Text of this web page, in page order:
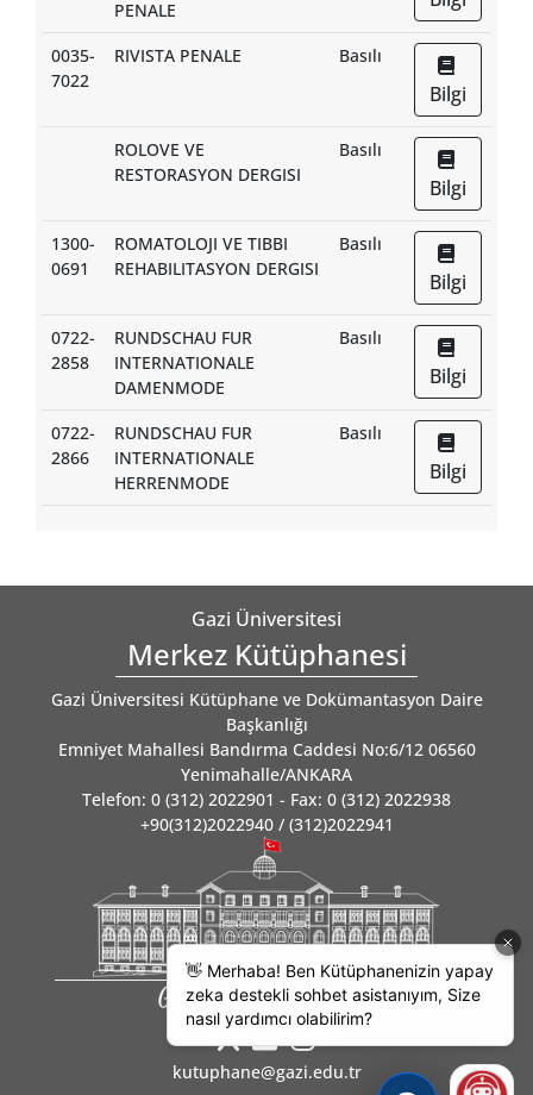
PENALE
0035-
7022
RIVISTA PENALE Basılı
Bilgi
ROLOVE VE
RESTORASYON DERGISI
Basılı
Bilgi
1300-
0691
ROMATOLOJI VE TIBBI
REHABILITASYON DERGISI
Basılı
Bilgi
0722-
2858
RUNDSCHAU FUR
INTERNATIONALE
DAMENMODE
Basılı
Bilgi
0722-
2866
RUNDSCHAU FUR
INTERNATIONALE
HERRENMODE
Basılı
Bilgi
Gazi Üniversitesi
Merkez Kütüphanesi
Gazi Üniversitesi Kütüphane ve Dokümantasyon Daire
Başkanlığı
Emniyet Mahallesi Bandırma Caddesi No:6/12 06560
Yenimahalle/ANKARA
Telefon: 0 (312) 2022901 - Fax: 0 (312) 2022938
+90(312)2022940 / (312)2022941
Gazili olmak ayrıcalıktır
kutuphane@gazi.edu.tr